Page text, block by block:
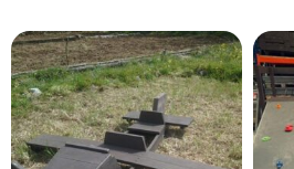
DE
PLÁSTICO
RECICLADO
cantidad